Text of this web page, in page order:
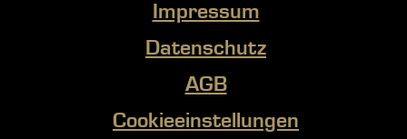
Impressum
Datenschutz
AGB
Cookieeinstellungen